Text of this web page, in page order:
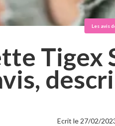
Les avis
Tigex
Ecrit le 27/02/